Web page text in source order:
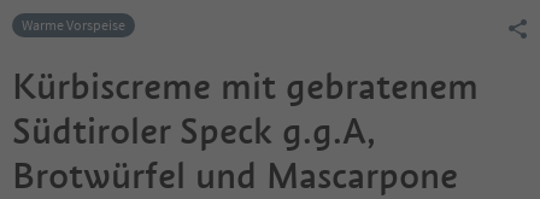
Warme Vorspeise
Kürbiscreme mit gebratenem
Südtiroler Speck g.g.A,
Brotwürfel und Mascarpone